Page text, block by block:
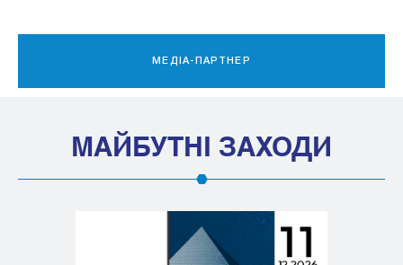
МЕДІА-ПАРТНЕР
МАЙБУТНІ ЗАХОДИ